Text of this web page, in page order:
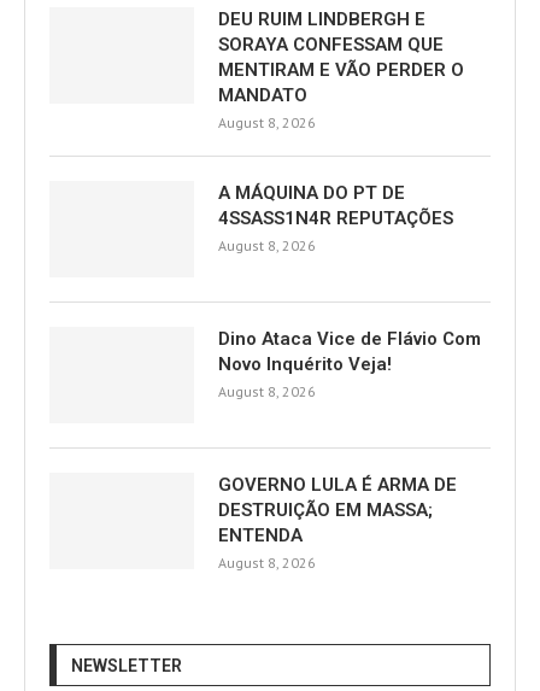
DEU RUIM LINDBERGH E
SORAYA CONFESSAM QUE
MENTIRAM E VÃO PERDER O
MANDATO
August 8, 2026
A MÁQUINA DO PT DE
4SSASS1N4R REPUTAÇÕES
August 8, 2026
Dino Ataca Vice de Flávio Com
Novo Inquérito Veja!
August 8, 2026
GOVERNO LULA É ARMA DE
DESTRUIÇÃO EM MASSA;
ENTENDA
August 8, 2026
NEWSLETTER